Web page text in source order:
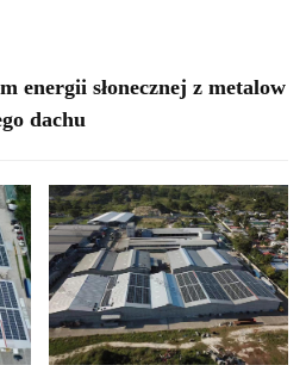
energii słonecznej z metalow
dachu